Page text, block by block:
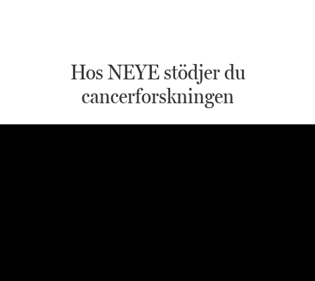
Hos NEYE stödjer du
cancerforskningen